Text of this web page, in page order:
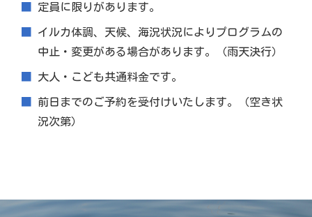
定員に限りがあります。
イルカ体調、天候、海況状況によりプログラムの
中止・変更がある場合があります。（雨天決行）
大人・こども共通料金です。
前日までのご予約を受付けいたします。（空き状
況次第）